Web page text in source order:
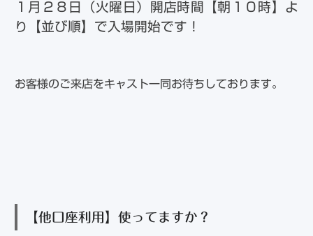
１月２８日（火曜日）開店時間【朝１０時】よ
り【並び順】で入場開始です！
お客様のご来店をキャスト一同お待ちしております。
【他口座利用】使ってますか？